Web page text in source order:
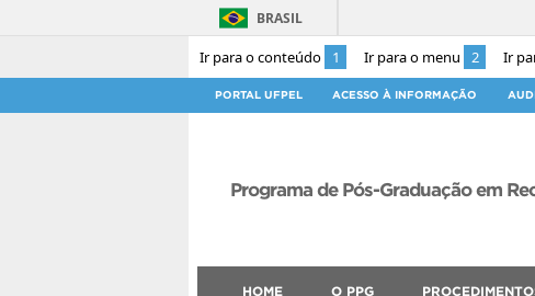
Ir para o conteúdo 1 Ir para o menu 2 Ir
BRASIL
PORTAL UFPEL ACESSO À INFORMAÇÃO
Programa de Pós-Graduação em
HOME O PPG